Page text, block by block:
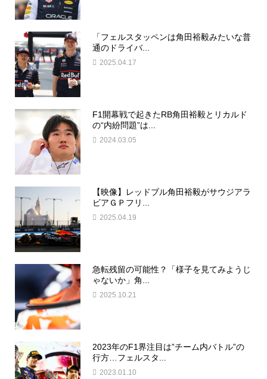
「フェルスタッペンは角田裕毅みたいな普
通のドライバ...
2025.04.17
F1開幕戦で起きたRB角田裕毅とリカルド
の“内紛問題”は...
2024.03.05
【映像】レッドブル角田裕毅がサウジアラ
ビアＧＰフリ...
2025.04.19
急転残留の可能性？「様子を見てみようじ
ゃないか」角...
2025.10.21
2023年のF1界注目は”チーム内バトル”の
行方…フェルスタ...
2023.01.10